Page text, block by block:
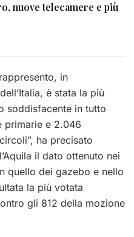
nuove telecamere e più
in
è stata la più
soddisfacente in tutto
primarie e 2.046
ha precisato
il dato ottenuto nei
quello dei gazebo e nello
la più votata
gli 812 della mozione